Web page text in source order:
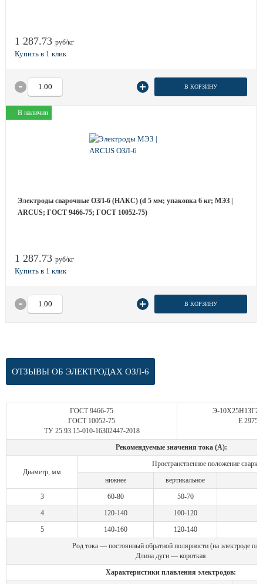
1 287.73 руб/кг
В КОРЗИНУ
В наличии
Электроды сварочные ОЗЛ-6 (НАКС) (d 5 мм; упаковка 6 кг; МЭЗ |
ARCUS; ГОСТ 9466-75; ГОСТ 10052-75)
1 287.73 руб/кг
В КОРЗИНУ
ОТЗЫВЫ ОБ ЭЛЕКТРОДАХ ОЗЛ-6
ГОСТ 9466-75
ГОСТ 10052-75
ТУ 25.93.15-010-16302447-2018
Э-
Е 2975
Рекомендуемые значения тока (А):
Диаметр, мм
Пространственное положение сварки
нижнее
вертикальное
3
60-80
50-70
4
120-140
100-120
5
140-160
120-140
Род тока — постоянный обратной полярности (на электроде
Длина дуги — короткая
Характеристики плавления электродов: